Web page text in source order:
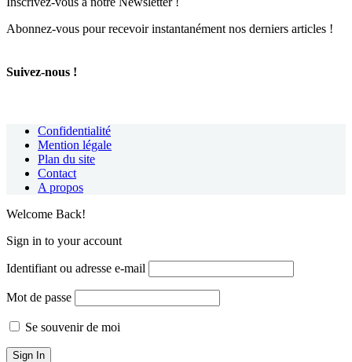
Abonnez-vous pour recevoir instantanément nos derniers articles !
Suivez-nous !
Confidentialité
Mention légale
Plan du site
Contact
A propos
Welcome Back!
Sign in to your account
Identifiant ou adresse e-mail
Mot de passe
Se souvenir de moi